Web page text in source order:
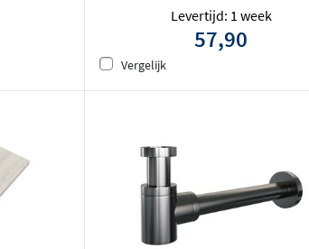
Levertijd: 1 week
57,90
Vergelijk